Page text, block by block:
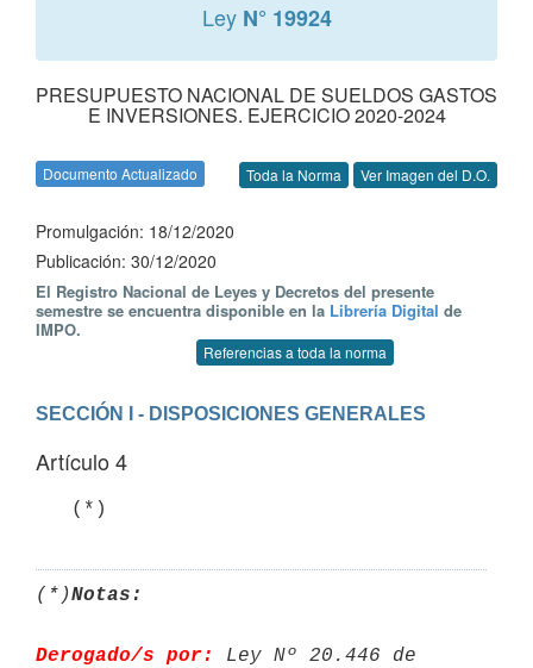
Ley N° 19924
PRESUPUESTO NACIONAL DE SUELDOS GASTOS
E INVERSIONES. EJERCICIO 2020-2024
Documento Actualizado Toda la Norma Ver Imagen del D.O.
Promulgación: 18/12/2020
Publicación: 30/12/2020
El Registro Nacional de Leyes y Decretos del presente
semestre se encuentra disponible en la Librería Digital de
IMPO.
Referencias a toda la norma
SECCIÓN I - DISPOSICIONES GENERALES
Artículo 4
   (*)
(*)Notas:
Derogado/s por:
Ley Nº 20.446 de